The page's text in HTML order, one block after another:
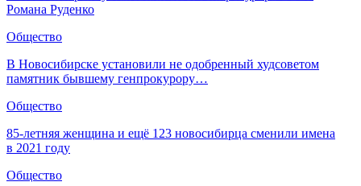
Романа Руденко
Общество
В Новосибирске установили не одобренный худсоветом
памятник бывшему генпрокурору…
Общество
85-летняя женщина и ещё 123 новосибирца сменили имена
в 2021 году
Общество